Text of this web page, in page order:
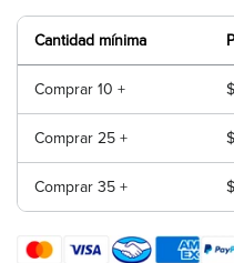
Cantidad mínima
Comprar 10 +
Comprar 25 +
Comprar 35 +